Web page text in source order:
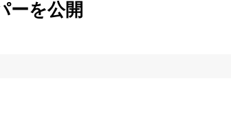
ーを公開